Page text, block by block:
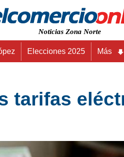
Noticias Zona Norte
Elecciones 2025 Más
tarifas